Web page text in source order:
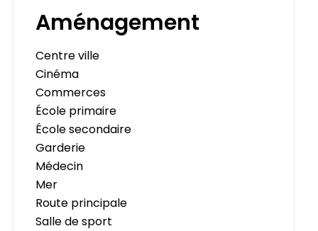
Aménagement
Centre ville
Cinéma
Commerces
École primaire
École secondaire
Garderie
Médecin
Mer
Route principale
Salle de sport